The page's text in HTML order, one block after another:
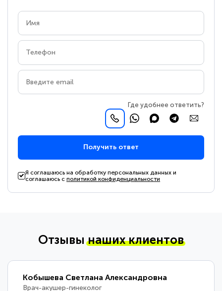
Где удобнее ответить?
Получить ответ
Я соглашаюсь на обработку персональных данных и
соглашаюсь сполитикой конфиденциальности
Отзывынаших клиентов
Кобышева Светлана Александровна
Врач-акушер-гинеколог